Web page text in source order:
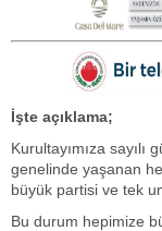
İşte açıklama;
Kurultayımıza
genelinde yaşanan
büyük partisi ve tek
Bu durum hepimize